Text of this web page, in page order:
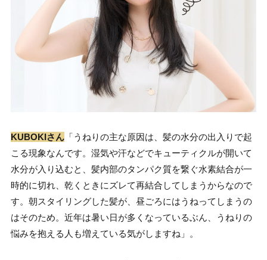
KUBOKIさん 「うねりの主な原因は、髪の水分の出入りで起
こる現象なんです。湿気や汗などでキューティクルが開いて
水分が入り込むと、髪内部のタンパク質を繋ぐ水素結合が一
時的に切れ、乾くときにズレて再結合してしまうからなので
す。朝スタイリングした髪が、昼ごろにはうねってしまうの
はそのため。近年は暑い日が多くなっているぶん、うねりの
悩みを抱える人も増えている気がしますね」。